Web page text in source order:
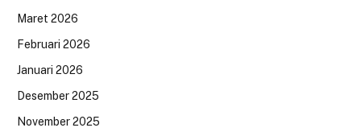
Maret 2026
Februari 2026
Januari 2026
Desember 2025
November 2025